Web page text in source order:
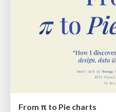
From π to Pie charts